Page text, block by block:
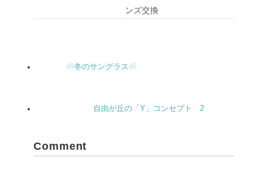
ンズ交換
☃冬のサングラス☃
自由が丘の「Y」コンセプト 2
Comment